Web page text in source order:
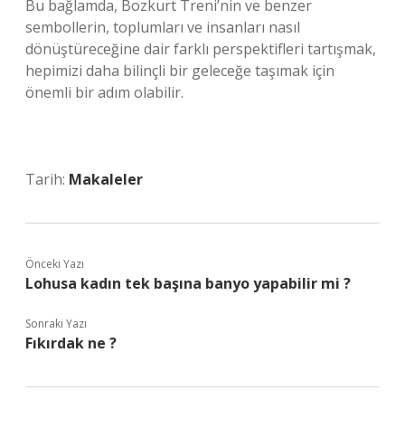
Bu bağlamda, Bozkurt Treni’nin ve benzer
sembollerin, toplumları ve insanları nasıl
dönüştüreceğine dair farklı perspektifleri tartışmak,
hepimizi daha bilinçli bir geleceğe taşımak için
önemli bir adım olabilir.
Tarih: Makaleler
Önceki Yazı
Lohusa kadın tek başına banyo yapabilir mi ?
Sonraki Yazı
Fıkırdak ne ?